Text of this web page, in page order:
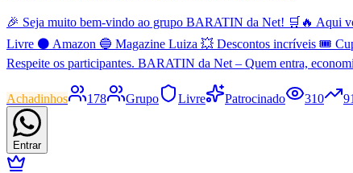
🎉 Seja muito bem-vindo ao grupo BARATIN da Net! 🛒🔥 Aqui
Livre ⚫ Amazon 🔵 Magazine Luiza 💥 Descontos incríveis 🎟️
Respeite os participantes. BARATIN da Net – Quem entra,
Achadinhos 178 Grupo Livre Patrocinado 310
Entrar